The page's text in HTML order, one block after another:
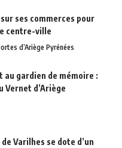
ses commerces pour
centre-ville
d’Ariège Pyrénées
au gardien de mémoire :
Vernet d’Ariège
Varilhes se dote d’un